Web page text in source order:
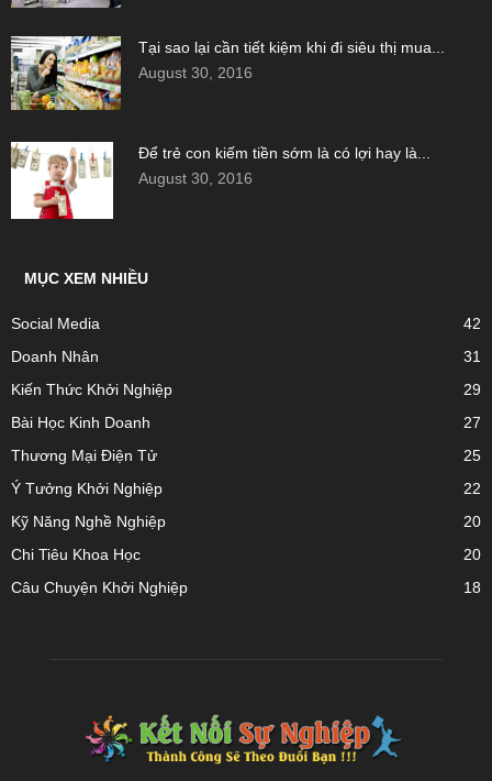
Tại sao lại cần tiết kiệm khi đi siêu thị mua...
August 30, 2016
Để trẻ con kiếm tiền sớm là có lợi hay là...
August 30, 2016
MỤC XEM NHIỀU
Social Media
42
Doanh Nhân
31
Kiến Thức Khởi Nghiệp
29
Bài Học Kinh Doanh
27
Thương Mại Điện Tử
25
Ý Tưởng Khởi Nghiệp
22
Kỹ Năng Nghề Nghiệp
20
Chi Tiêu Khoa Học
20
Câu Chuyện Khởi Nghiệp
18